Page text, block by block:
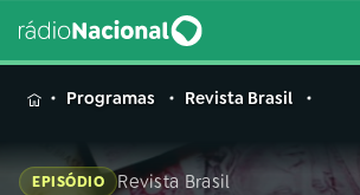
MENUProgramas Revista Brasil
EPISÓDIO Revista Brasil